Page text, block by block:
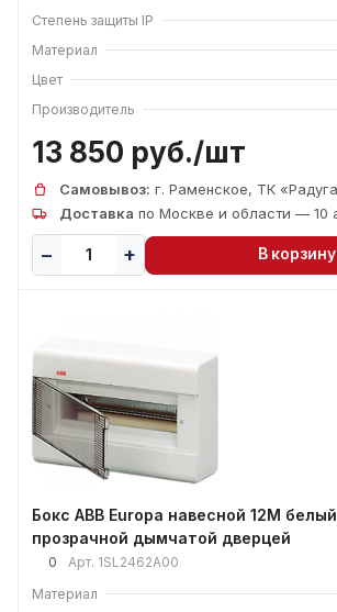
Степень защиты IP
Материал
Цвет
Производитель
13 850 руб./шт
Самовывоз: г. Раменское, ТК
Доставка по Москве и области — 10
В корзину
Бокс ABB Europa навесной 12М
прозрачной дымчатой дверцей
0 Арт. 1SL2462А00
Материал